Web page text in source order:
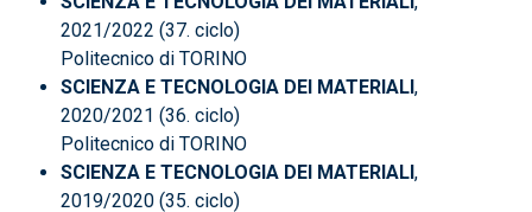
2021/2022 (37. ciclo)
Politecnico di TORINO
SCIENZA E TECNOLOGIA DEI MATERIALI,
2020/2021 (36. ciclo)
Politecnico di TORINO
SCIENZA E TECNOLOGIA DEI MATERIALI,
2019/2020 (35. ciclo)